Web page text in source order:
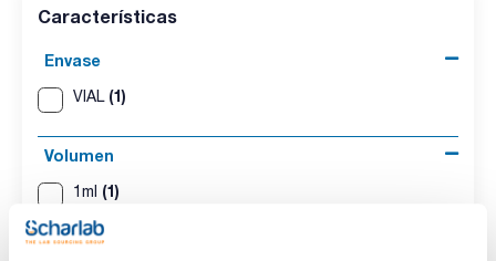
Características
Envase
VIAL (1)
Volumen
1ml (1)